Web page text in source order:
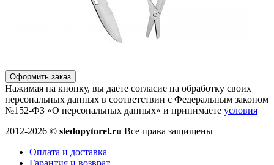
Оформить заказ
Нажимая на кнопку, вы даёте согласие на обработку своих
персональных данных в соответствии с Федеральным законом
№152-ФЗ «О персональных данных» и принимаете условия
2012-2026 © sledopytorel.ru Все права защищены
Оплата и доставка